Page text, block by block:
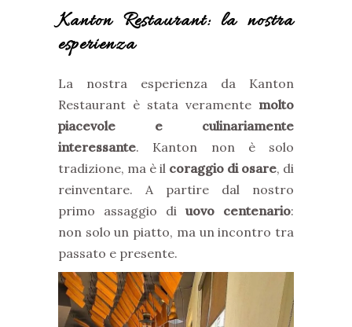
Kanton Restaurant: la nostra
esperienza
La nostra esperienza da Kanton
Restaurant è stata veramente molto
piacevole e culinariamente
interessante. Kanton non è solo
tradizione, ma è il coraggio di osare, di
reinventare. A partire dal nostro
primo assaggio di uovo centenario:
non solo un piatto, ma un incontro tra
passato e presente.